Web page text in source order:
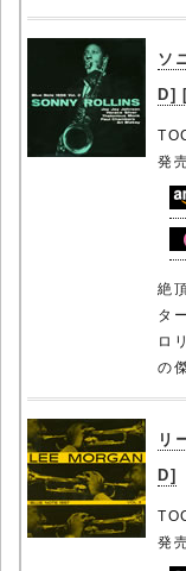
ソ
D]
発
絶
タ
ロ
の
リ
D]
発